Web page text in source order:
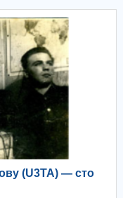
(U3TA) — сто